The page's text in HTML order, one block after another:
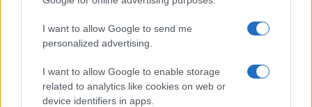
I want to allow Google to send me
personalized advertising.
I want to allow Google to enable storage
related to analytics like cookies on web or
device identifiers in apps.
dove investire? Lasciate perdere il
materasso
diEnrico Foscarini
22 Marzo 2026, 13:00